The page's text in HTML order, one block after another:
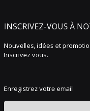
INSCRIVEZ-VOUS À
Nouvelles, idées et
Inscrivez vous.
Enregistrez votre email